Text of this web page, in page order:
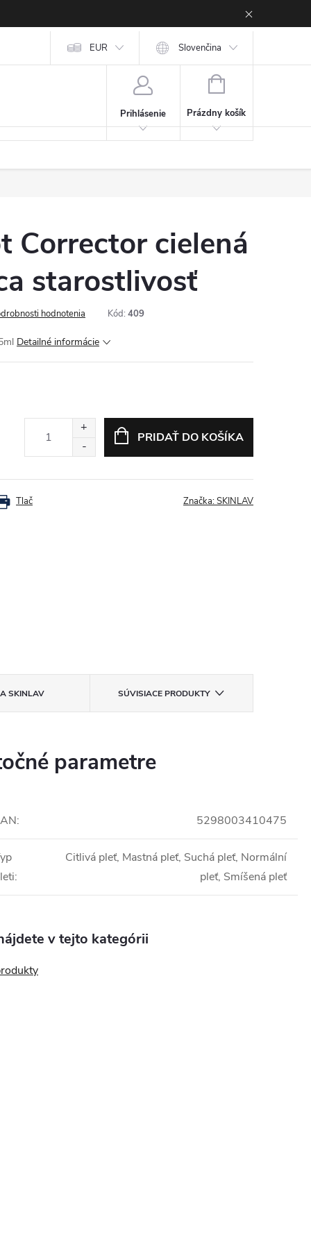
EUR Slovenčina
Prihlásenie
NÁKUPNÝ KOŠÍK
Prázdny košík
Corrector cielená
starostlivosť
hodnotenia Kód: 409
Detailné informácie
PRIDAŤ DO KOŠÍKA
Tlač Značka:SKINLAV
SKINLAV SÚVISIACE PRODUKTY
parametre
: 5298003410475
:
Citlivá pleť, Mastná pleť, Suchá pleť, Normální
pleť, Smíšená pleť
v tejto kategórii